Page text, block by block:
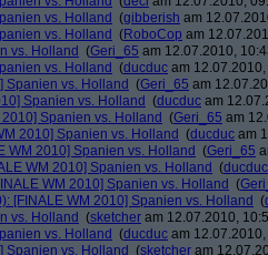
vs. Holland (gibberish am
vs. Holland (RoboCop am
vs. Holland (Geri_65 am 12.07.2010,
vs. Holland (ducduc am
Spanien vs. Holland (Geri_65 am
Spanien vs. Holland (ducduc am
Spanien vs. Holland (Geri_65 am
2010] Spanien vs. Holland (ducduc am
WM 2010] Spanien vs. Holland (Geri_65
WM 2010] Spanien vs. Holland (ducduc
WM 2010] Spanien vs. Holland (
[FINALE WM 2010] Spanien vs. Holland (
vs. Holland (sketcher am 12.07.2010,
vs. Holland (ducduc am
Spanien vs. Holland (sketcher am